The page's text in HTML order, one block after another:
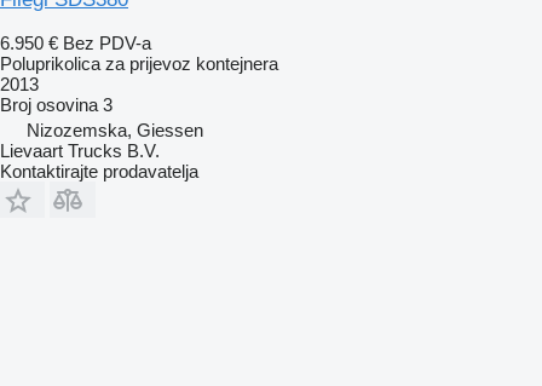
6.950 € Bez PDV-a
Poluprikolica za prijevoz kontejnera
2013
Broj osovina 3
Nizozemska, Giessen
Lievaart Trucks B.V.
Kontaktirajte prodavatelja